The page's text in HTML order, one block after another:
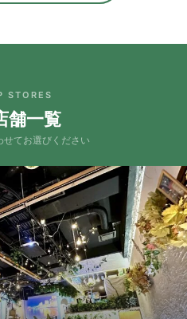
STORES
舗一覧
せてお選びください